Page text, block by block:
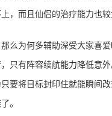
，而且仙侣的治疗能力也
那么为何多辅助深受大家喜
只有阵容续航能力降低意
要将目标封印住就能瞬间
。